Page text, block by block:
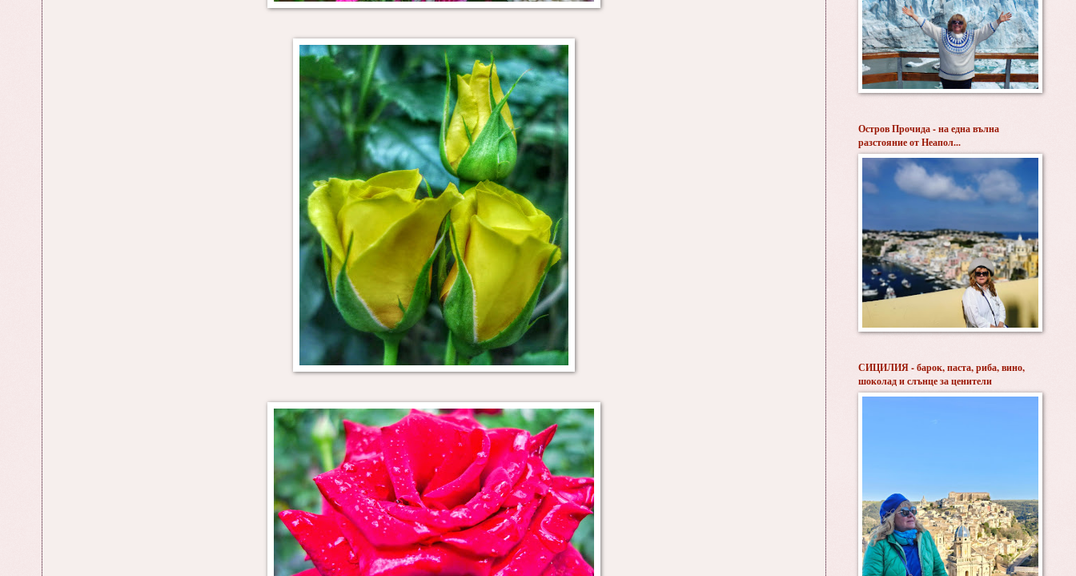
Остров Прочида - на една вълна
разстояние от Неапол...
СИЦИЛИЯ - барок, паста, риба, вино,
шоколад и слънце за ценители